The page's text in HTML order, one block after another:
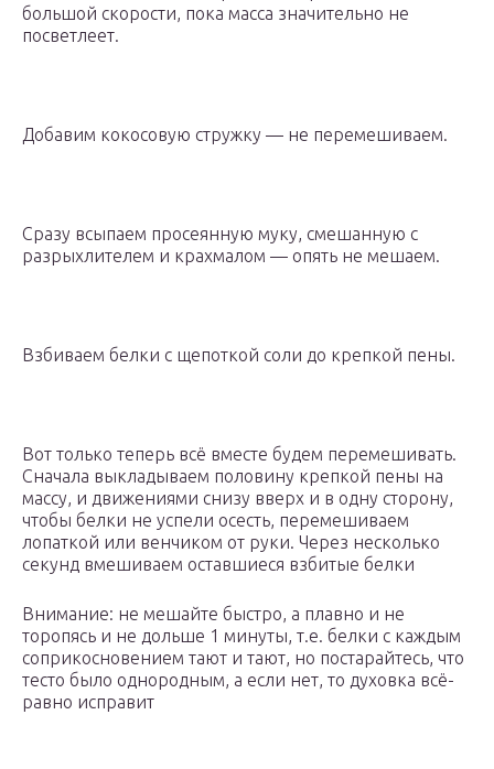
большой скорости, пока масса значительно не
посветлеет.
Добавим кокосовую стружку — не перемешиваем.
Сразу всыпаем просеянную муку, смешанную с
разрыхлителем и крахмалом — опять не мешаем.
Взбиваем белки с щепоткой соли до крепкой пены.
Вот только теперь всё вместе будем перемешивать.
Сначала выкладываем половину крепкой пены на
массу, и движениями снизу вверх и в одну сторону,
чтобы белки не успели осесть, перемешиваем
лопаткой или венчиком от руки. Через несколько
секунд вмешиваем оставшиеся взбитые белки
Внимание: не мешайте быстро, а плавно и не
торопясь и не дольше 1 минуты, т.е. белки с каждым
соприкосновением тают и тают, но постарайтесь, что
тесто было однородным, а если нет, то духовка всё-
равно исправит